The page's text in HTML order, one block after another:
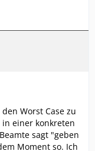
Worst Case zu
einer konkreten
sagt "geben
Moment so. Ich